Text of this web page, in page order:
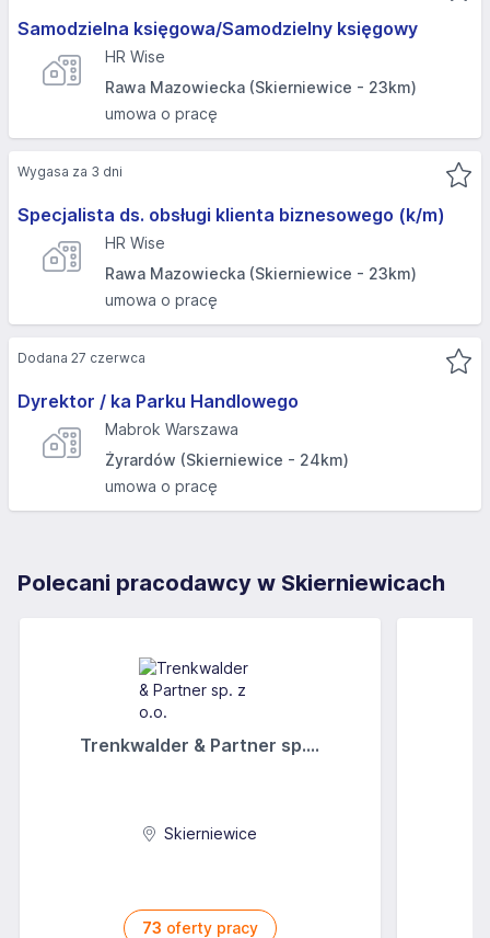
Samodzielna księgowa/Samodzielny księgowy
HR Wise
Rawa Mazowiecka (Skierniewice - 23km)
umowa o pracę
Specjalista ds. obsługi klienta biznesowego (k/m)
HR Wise
Rawa Mazowiecka (Skierniewice - 23km)
umowa o pracę
Wygasa za 3 dni
Dyrektor / ka Parku Handlowego
Mabrok Warszawa
Żyrardów (Skierniewice - 24km)
umowa o pracę
Dodana 27 czerwca
Polecani pracodawcy w Skierniewicach
Trenkwalder & Partner sp....
Skierniewice
73 oferty pracy